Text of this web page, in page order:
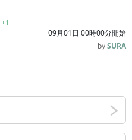
+1
09月01日 00時00分開始
bySURA